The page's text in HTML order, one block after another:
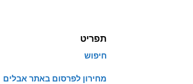
תפריט
חיפוש
מחירון לפרסום באתר אבלים